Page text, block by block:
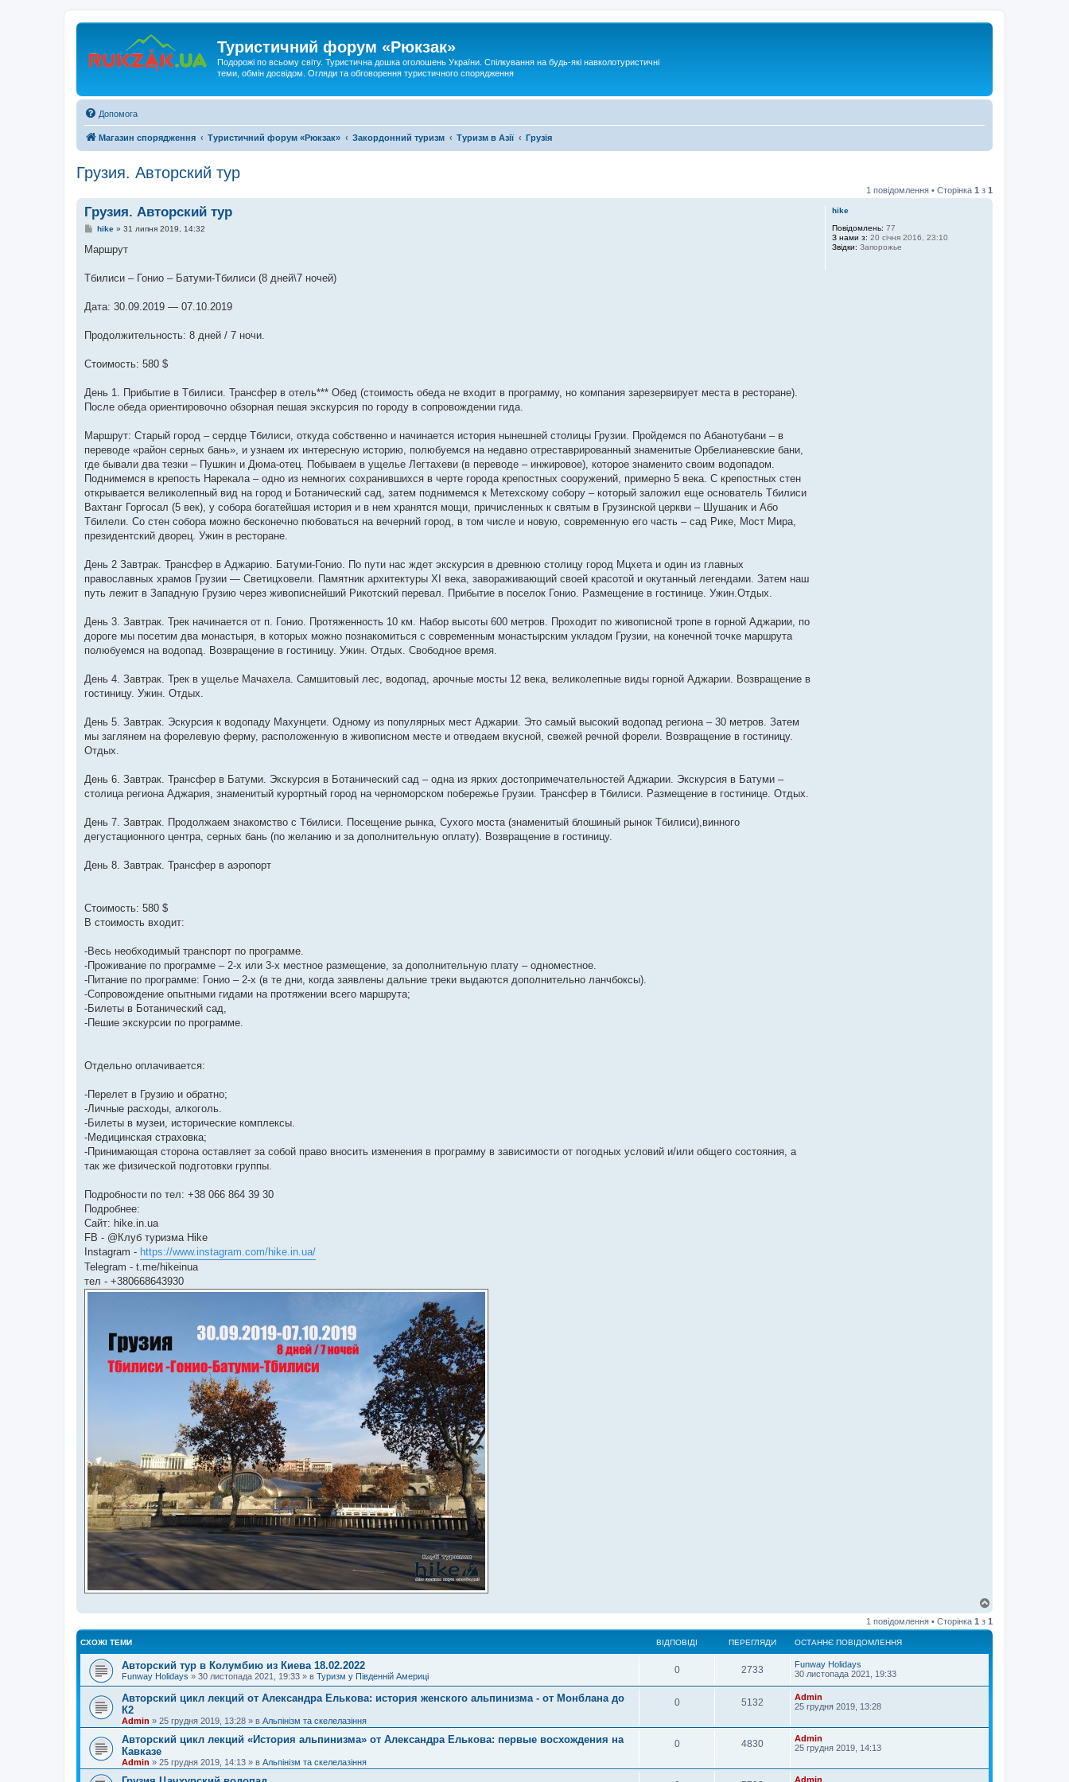
Туристичний форум «Рюкзак»
Подорожі по всьому світу. Туристична дошка оголошень України. Спілкування на будь-які навколотуристичні
теми, обмін досвідом. Огляди та обговорення туристичного спорядження
Допомога
Магазин спорядження Туристичний форум «Рюкзак» Закордонний туризм Туризм в Азії Грузія
Грузия. Авторский тур
1 повідомлення • Сторінка 1 з 1
hike
Повідомлень: 77
З нами з: 20 січня 2016, 23:10
Звідки: Запорожье
Грузия. Авторский тур
П
в
о
е
я
hike» 31 липня 2019, 14:32
Маршрут
Тбилиси – Гонио – Батуми-Тбилиси (8 дней\7 ночей)
Дата: 30.09.2019 — 07.10.2019
Продолжительность: 8 дней / 7 ночи.
Стоимость: 580 $
День 1. Прибытие в Тбилиси. Трансфер в отель*** Обед (стоимость обеда не входит в программу, но компания зарезервирует места в ресторане).
После обеда ориентировочно обзорная пешая экскурсия по городу в сопровождении гида.
Маршрут: Старый город – сердце Тбилиси, откуда собственно и начинается история нынешней столицы Грузии. Пройдемся по Абанотубани – в
переводе «район серных бань», и узнаем их интересную историю, полюбуемся на недавно отреставрированный знаменитые Орбелианевские бани,
где бывали два тезки – Пушкин и Дюма-отец. Побываем в ущелье Легтахеви (в переводе – инжировое), которое знаменито своим водопадом.
Поднимемся в крепость Нарекала – одно из немногих сохранившихся в черте города крепостных сооружений, примерно 5 века. С крепостных стен
открывается великолепный вид на город и Ботанический сад, затем поднимемся к Метехскому собору – который заложил еще основатель Тбилиси
Вахтанг Горгосал (5 век), у собора богатейшая история и в нем хранятся мощи, причисленных к святым в Грузинской церкви – Шушаник и Або
Тбилели. Со стен собора можно бесконечно пюбоваться на вечерний город, в том числе и новую, современную его часть – сад Рике, Мост Мира,
президентский дворец. Ужин в ресторане.
День 2 Завтрак. Трансфер в Аджарию. Батуми-Гонио. По пути нас ждет экскурсия в древнюю столицу город Мцхета и один из главных
православных храмов Грузии — Светицховели. Памятник архитектуры XI века, завораживающий своей красотой и окутанный легендами. Затем наш
путь лежит в Западную Грузию через живописнейший Рикотский перевал. Прибытие в поселок Гонио. Размещение в гостинице. Ужин.Отдых.
День 3. Завтрак. Трек начинается от п. Гонио. Протяженность 10 км. Набор высоты 600 метров. Проходит по живописной тропе в горной Аджарии, по
дороге мы посетим два монастыря, в которых можно познакомиться с современным монастырским укладом Грузии, на конечной точке маршрута
полюбуемся на водопад. Возвращение в гостиницу. Ужин. Отдых. Свободное время.
День 4. Завтрак. Трек в ущелье Мачахела. Самшитовый лес, водопад, арочные мосты 12 века, великолепные виды горной Аджарии. Возвращение в
гостиницу. Ужин. Отдых.
День 5. Завтрак. Эскурсия к водопаду Махунцети. Одному из популярных мест Аджарии. Это самый высокий водопад региона – 30 метров. Затем
мы заглянем на форелевую ферму, расположенную в живописном месте и отведаем вкусной, свежей речной форели. Возвращение в гостиницу.
Отдых.
День 6. Завтрак. Трансфер в Батуми. Экскурсия в Ботанический сад – одна из ярких достопримечательностей Аджарии. Экскурсия в Батуми –
столица региона Аджария, знаменитый курортный город на черноморском побережье Грузии. Трансфер в Тбилиси. Размещение в гостинице. Отдых.
День 7. Завтрак. Продолжаем знакомство с Тбилиси. Посещение рынка, Сухого моста (знаменитый блошиный рынок Тбилиси),винного
дегустационного центра, серных бань (по желанию и за дополнительную оплату). Возвращение в гостиницу.
День 8. Завтрак. Трансфер в аэропорт
Стоимость: 580 $
В стоимость входит:
-Весь необходимый транспорт по программе.
-Проживание по программе – 2-х или 3-х местное размещение, за дополнительную плату – одноместное.
-Питание по программе: Гонио – 2-х (в те дни, когда заявлены дальние треки выдаются дополнительно ланчбоксы).
-Сопровождение опытными гидами на протяжении всего маршрута;
-Билеты в Ботанический сад,
-Пешие экскурсии по программе.
Отдельно оплачивается:
-Перелет в Грузию и обратно;
-Личные расходы, алкоголь.
-Билеты в музеи, исторические комплексы.
-Медицинская страховка;
-Принимающая сторона оставляет за собой право вносить изменения в программу в зависимости от погодных условий и/или общего состояния, а
так же физической подготовки группы.
Подробности по тел: +38 066 864 39 30
Подробнее:
Сайт: hike.in.ua
FB - @Клуб туризма Hike
Instagram - https://www.instagram.com/hike.in.ua/
Telegram - t.me/hikeinua
тел - +380668643930
г
о
1 повідомлення • Сторінка 1 з 1
СХОЖІ ТЕМИ ВІДПОВІДІ ПЕРЕГЛЯДИ ОСТАННЄ ПОВІДОМЛЕННЯ
Авторский тур в Колумбию из Киева 18.02.2022
Funway Holidays » 30 листопада 2021, 19:33 » в Туризм у Південній Америці
0 2733
Funway Holidays
30 листопада 2021, 19:33
Авторский цикл лекций от Александра Елькова: история женского альпинизма - от Монблана до
К2
Admin » 25 грудня 2019, 13:28 » в Альпінізм та скелелазіння
0 5132
Admin
25 грудня 2019, 13:28
Авторский цикл лекций «История альпинизма» от Александра Елькова: первые восхождения на
Кавказе
Admin » 25 грудня 2019, 14:13 » в Альпінізм та скелелазіння
0 4830
Admin
25 грудня 2019, 14:13
Admin